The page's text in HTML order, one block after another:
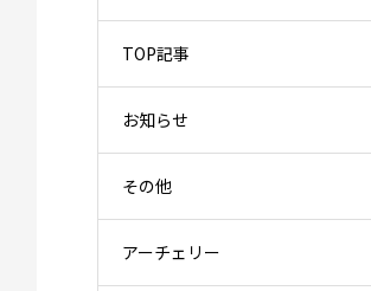
TOP記事
お知らせ
その他
アーチェリー